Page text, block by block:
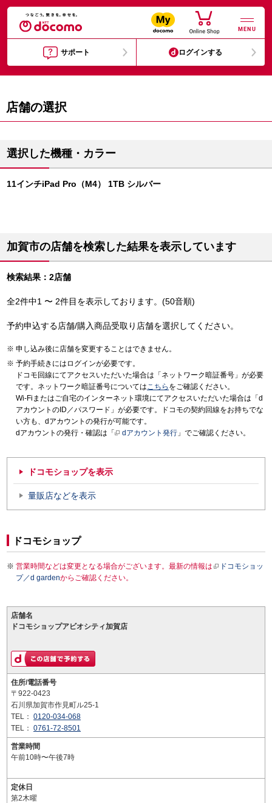
MENU
サポート ログインする
店舗の選択
選択した機種・カラー
11インチiPad Pro（M4） 1TB シルバー
加賀市の店舗を検索した結果を表示しています
検索結果：2店舗
全2件中1 〜 2件目を表示しております。(50音順)
予約申込する店舗/購入商品受取り店舗を選択してください。
申し込み後に店舗を変更することはできません。
予約手続きにはログインが必要です。
ドコモ回線にてアクセスいただいた場合は「ネットワーク暗証番号」が必要
です。ネットワーク暗証番号についてはこちら をご確認ください。
Wi-Fiまたはご自宅のインターネット環境にてアクセスいただいた場合は「d
アカウントのID／パスワード」が必要です。ドコモの契約回線をお持ちでな
い方も、dアカウントの発行が可能です。
dアカウントの発行・確認は「
dアカウント発行 」でご確認ください。
ドコモショップを表示
量販店などを表示
ドコモショップ
営業時間などは変更となる場合がございます。最新の情報は
ドコモショッ
プ／d gardenからご確認ください。
店舗名
ドコモショップアビオシティ加賀店
住所/電話番号
〒922-0423
石川県加賀市作見町ル25-1
TEL： 0120-034-068
TEL： 0761-72-8501
営業時間
午前10時〜午後7時
定休日
第2木曜